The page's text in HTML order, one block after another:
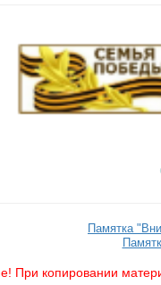
Памятка
При копировании